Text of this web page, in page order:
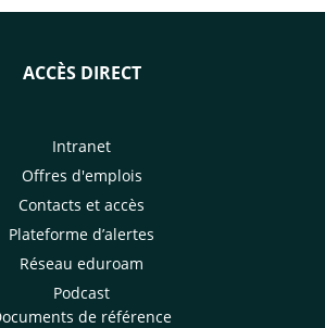
ACCÈS DIRECT
Intranet
Offres d'emplois
Contacts et accès
Plateforme d’alertes
Réseau eduroam
Podcast
de référence